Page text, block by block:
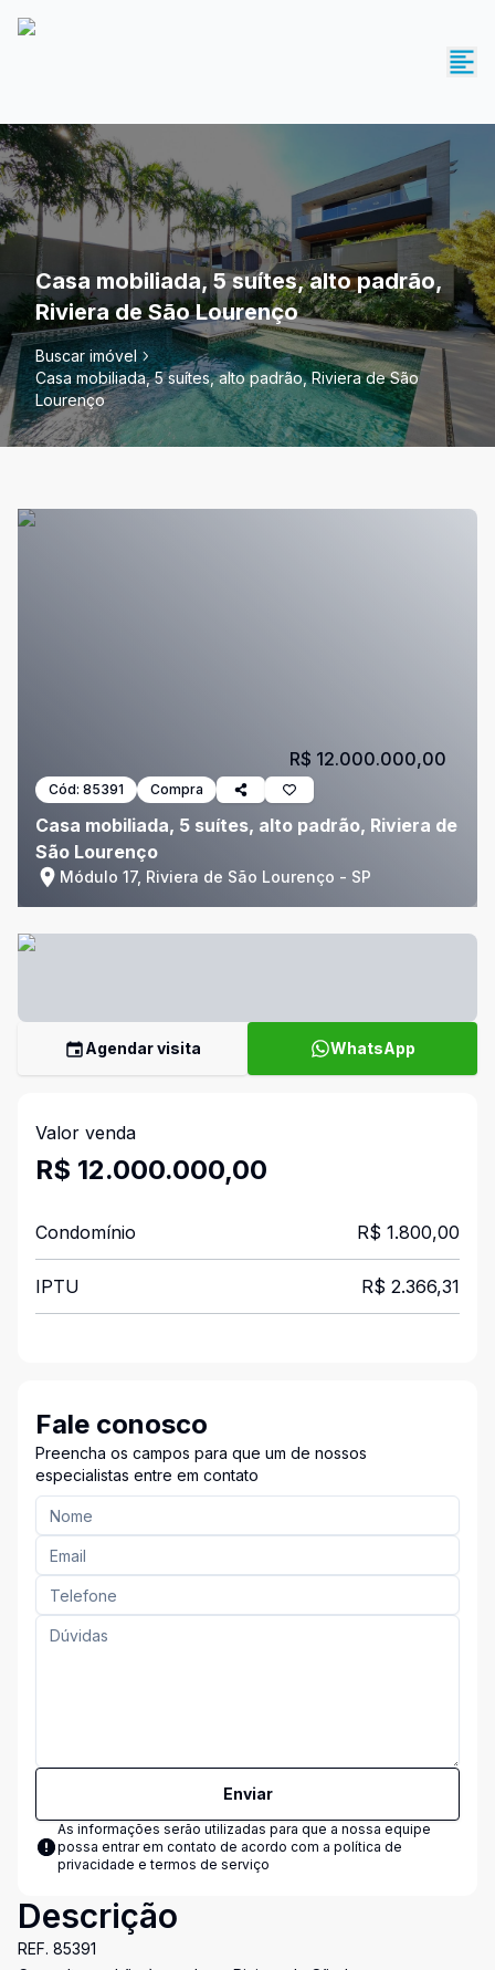
Casa mobiliada, 5 suítes, alto padrão,
Riviera de São Lourenço
Buscar imóvel
Casa mobiliada, 5 suítes, alto padrão, Riviera de São
Lourenço
Cód: 85391 Compra
Casa mobiliada, 5 suítes, alto padrão, Riviera de
São Lourenço
Módulo 17, Riviera de São Lourenço - SP
R$ 12.000.000,00
Agendar visita WhatsApp
Valor venda
R$ 12.000.000,00
Condomínio R$ 1.800,00
IPTU R$ 2.366,31
Fale conosco
Preencha os campos para que um de nossos
especialistas entre em contato
Enviar
As informações serão utilizadas para que a nossa equipe
possa entrar em contato de acordo com a política de
privacidade e termos de serviço
Descrição
REF. 85391